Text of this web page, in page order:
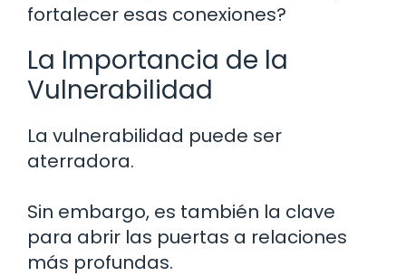
fortalecer esas conexiones?
La Importancia de la
Vulnerabilidad
La vulnerabilidad puede ser
aterradora.
Sin embargo, es también la clave
para abrir las puertas a relaciones
más profundas.